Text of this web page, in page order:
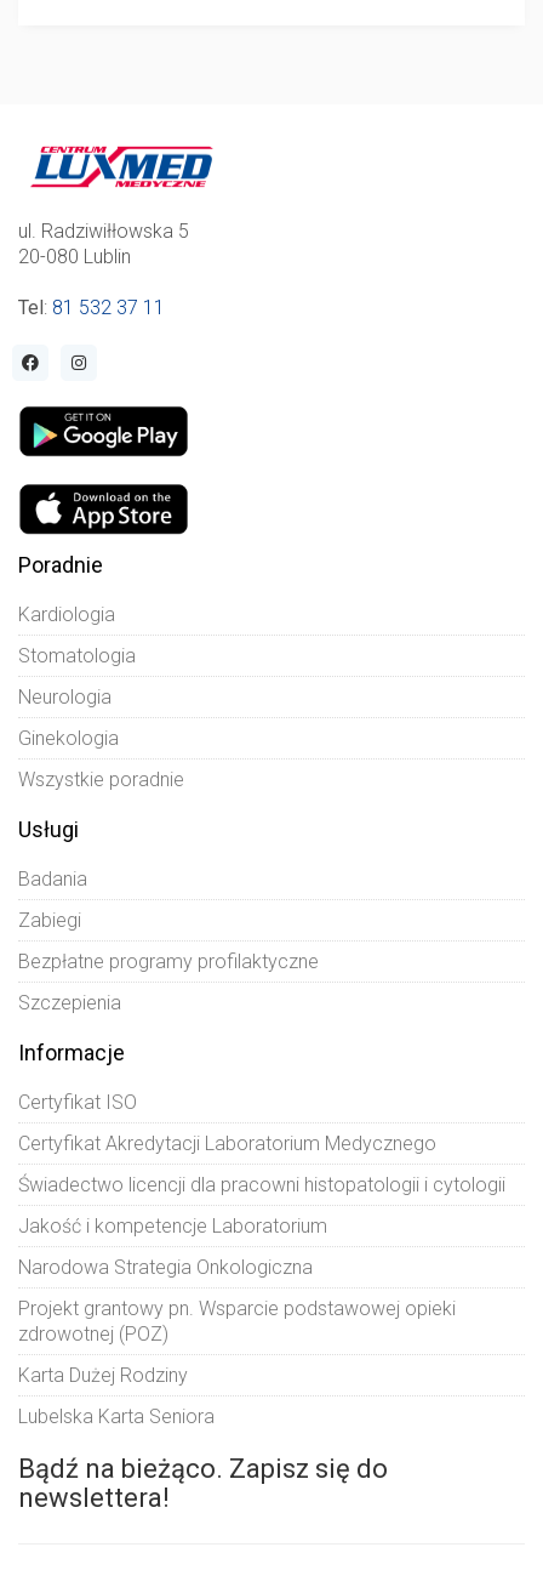
ul. Radziwiłłowska 5
20-080 Lublin
Tel : 81 532 37 11
Poradnie
Kardiologia
Stomatologia
Neurologia
Ginekologia
Wszystkie poradnie
Usługi
Badania
Zabiegi
Bezpłatne programy profilaktyczne
Szczepienia
Informacje
Certyfikat ISO
Certyfikat Akredytacji Laboratorium Medycznego
Świadectwo licencji dla pracowni histopatologii i cytologii
Jakość i kompetencje Laboratorium
Narodowa Strategia Onkologiczna
Projekt grantowy pn. Wsparcie podstawowej opieki
zdrowotnej (POZ)
Karta Dużej Rodziny
Lubelska Karta Seniora
Bądź na bieżąco. Zapisz się do
newslettera!